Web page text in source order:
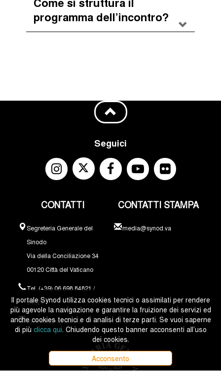
programma dell’incontro?
Seguici
CONTATTI
Segreteria Generale del
Sinodo
Via della Conciliazione 34
00120 Città del Vaticano
Tel. (+39) 06 698 84821 /
84324
synodus@synod.va
CONTATTI STAMPA
media@synod.va
Il portale Synod utilizza cookies tecnici o assimilati per rendere
più agevole la navigazione e garantire la fruizione dei servizi ed
anche cookies tecnici e di analisi di terze parti. Se vuoi saperne
di più clicca qui. Chiudendo questo banner acconsenti all’uso
dei cookies.
Acconsento